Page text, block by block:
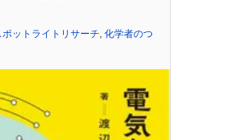
ポットライトリサーチ 化学者のつ